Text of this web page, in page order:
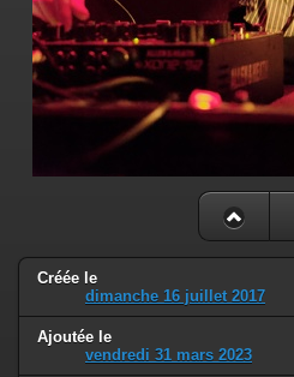
Créée le
dimanche 16 juillet 2017
Ajoutée le
vendredi 31 mars 2023